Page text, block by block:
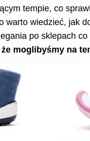
tempie, co
warto wiedzieć, jak
po sklepach
moglibyśmy na